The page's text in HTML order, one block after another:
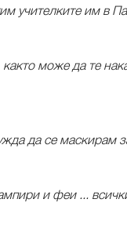
учителките им в
може да те
да се маскирам
и феи ...